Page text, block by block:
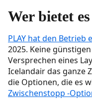
Links zu
FAQ für
Minimale Zeit,
und trotzdem
Wer bietet
PLAY hat den Betrieb
2025. Keine
Versprechen eines
Icelandair das ganze
die Optionen, die es
Zwischenstopp -